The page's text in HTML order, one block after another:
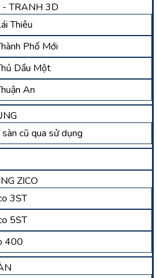
- TRANH 3D
Thiêu
Phố Mới
Dầu Một
An
cũ qua sử dụng
ZICO
3ST
5ST
400